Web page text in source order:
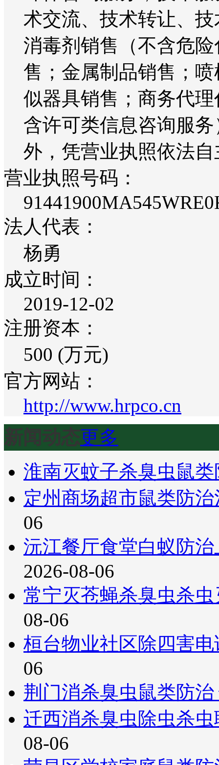
术交流、技术转让、
消毒剂销售（不含危
售；金属制品销售；
似器具销售；商务代
含许可类信息咨询服
外，凭营业执照依法
营业执照号码：
法人代表：
杨勇
成立时间：
2019-12-02
注册资本：
500 (万元)
官方网站：
http://www.hrpco.cn
新闻动态更多
淮南灭蚊子杀臭虫鼠
定州商场超市鼠类防
06
沅江餐厅食堂白蚁防
2026-08-06
常宁灭苍蝇杀臭虫杀
08-06
桓台物业社区除四害
06
荆门消杀臭虫鼠类防
迁西消杀臭虫除虫杀
08-06